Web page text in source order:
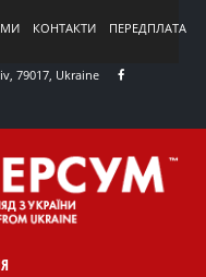
КОНТАКТИ ПЕРЕДПЛАТА
79017, Ukraine